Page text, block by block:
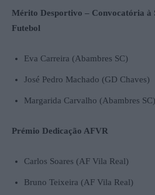
Mérito Desportivo – Convocatória à
Futebol
Eva Carreira (Abambres SC)
José Pedro Machado (GD Chaves)
Margarida Carvalho (Abambres SC)
Prémio Dedicação AFVR
Carlos Soares (AF Vila Real)
Bruno Teixeira (AF Vila Real)